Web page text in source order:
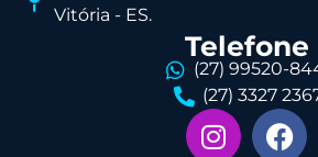
Vitória - ES.
Telefone
(27) 99520-
(27) 3327